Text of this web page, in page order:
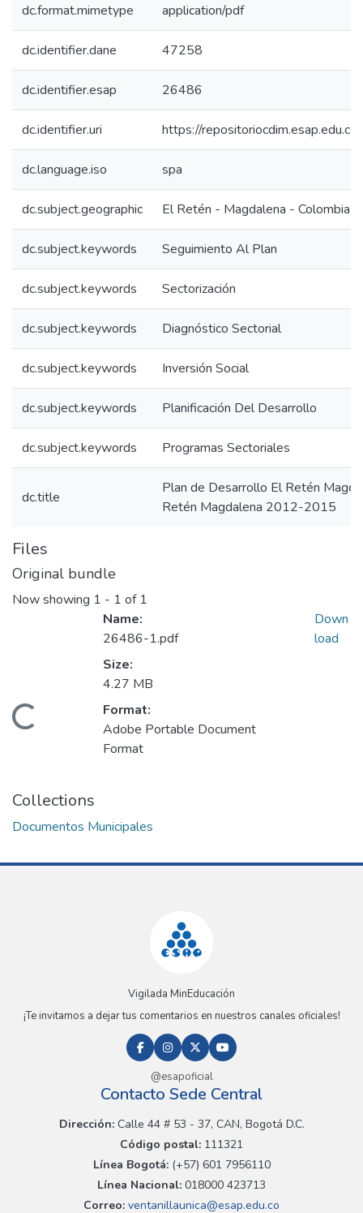
dc.format.mimetype application/pdf
dc.identifier.dane 47258
dc.identifier.esap 26486
dc.identifier.uri https://
dc.language.iso spa
dc.subject.geographic El Retén - Magdalena - Colombia
dc.subject.keywords Seguimiento Al Plan
dc.subject.keywords Sectorización
dc.subject.keywords Diagnóstico Sectorial
dc.subject.keywords Inversión Social
dc.subject.keywords Planificación Del Desarrollo
dc.subject.keywords Programas Sectoriales
dc.title
Plan de Desarrollo El Retén
Retén Magdalena 2012-2015
Files
Original bundle
Now showing 1 - 1 of 1
Loading...
Name:
26486-1.pdf
Size:
4.27 MB
Format:
Adobe Portable Document
Format
Down
load
Collections
Documentos Municipales
Vigilada MinEducación
¡Te invitamos a dejar tus comentarios en nuestros canales oficiales!
@esapoficial
Contacto Sede Central
Dirección:Calle 44 # 53 - 37, CAN, Bogotá D.C.
Código postal: 111321
Línea Bogotá:(+57) 601 7956110
Línea Nacional: 018000 423713
Correo: ventanillaunica@esap.edu.co